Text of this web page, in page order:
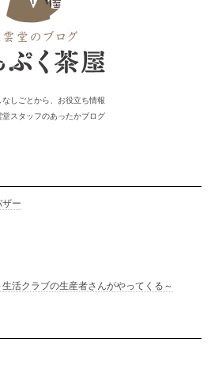
なしごとから、お役立ち情報
堂スタッフのあったかブログ
ー
活クラブの生産者さんがやってくる～